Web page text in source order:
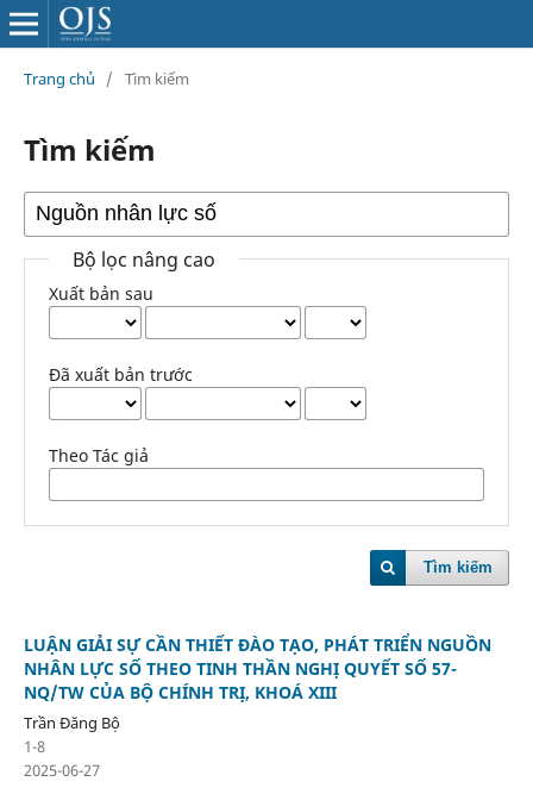
Trang chủ / Tìm kiếm
Tìm kiếm
Bộ lọc nâng cao
Xuất bản sau
Đã xuất bản trước
Theo Tác giả
Tìm kiếm
LUẬN GIẢI SỰ CẦN THIẾT ĐÀO TẠO, PHÁT TRIỂN NGUỒN
NHÂN LỰC SỐ THEO TINH THẦN NGHỊ QUYẾT SỐ 57-
NQ/TW CỦA BỘ CHÍNH TRỊ, KHOÁ XIII
Trần Đăng Bộ
1-8
2025-06-27